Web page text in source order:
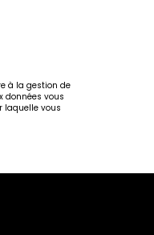
à la gestion de
données vous
laquelle vous